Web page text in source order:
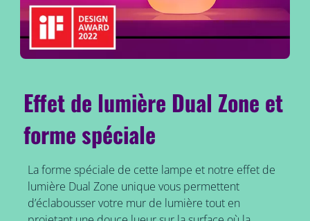
Effet de lumière Dual Zone et
forme spéciale
La forme spéciale de cette lampe et notre effet de
lumière Dual Zone unique vous permettent
d’éclabousser votre mur de lumière tout en